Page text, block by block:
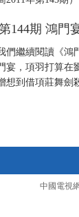
144期 鴻門
們繼續閱讀《
宴，項羽打算在
想到借項莊舞劍
中國電視